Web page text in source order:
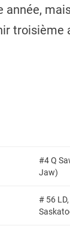
#4 Q
Jaw)
# 56